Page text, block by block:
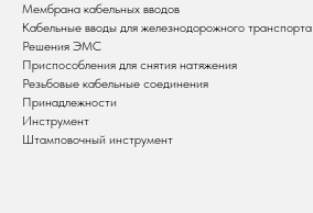
Мембрана кабельных вводов
Кабельные вводы для железнодорожного транспорта
Решения ЭМС
Приспособления для снятия натяжения
Резьбовые кабельные соединения
Принадлежности
Инструмент
Штамповочный инструмент